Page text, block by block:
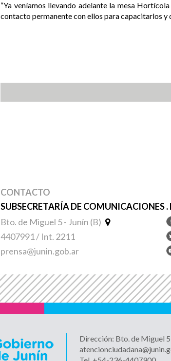
“Ya veníamos llevando adelante la mesa
contacto permanente con ellos para capacitarlos y
CONTACTO
SUBSECRETARÍA DE COMUNICACIONES .
Bto. de Miguel 5 - Junín (B)
4407991 / Int. 2211
prensa@junin.gob.ar
Dirección: Bto. de Miguel 5